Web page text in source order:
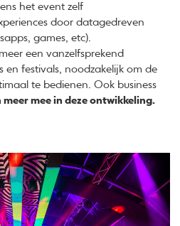
het event zelf
door datagedreven
games, etc).
een vanzelfsprekend
en festivals, noodzakelijk om de
te bedienen. Ook business
meer mee in deze ontwikkeling.